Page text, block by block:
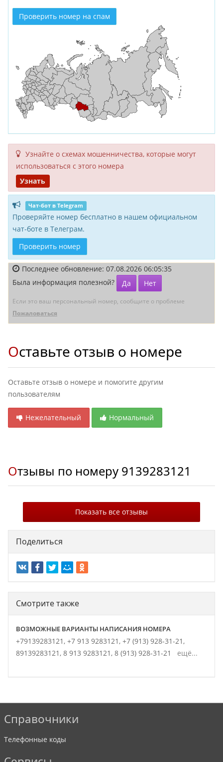
Проверить номер на спам
Узнайте о схемах мошенни­чества, кото­рые могут
исполь­зоваться с этого номера
Узнать
Чат-бот в Telegram
Проверяйте номер бесплатно в нашем официальном
чат-боте в Телеграм.
Проверить номер
Последнее обновление: 07.08.2026 06:05:35
Была информация полезной?
Да Нет
Если это ваш персональный номер, сообщите о проблеме
Пожаловаться
Оставьте отзыв о номере
Оставьте отзыв о номере и помогите другим
пользователям
Нежелательный Нормальный
Отзывы по номеру 9139283121
Показать все отзывы
Поделиться
Смотрите также
ВОЗМОЖНЫЕ ВАРИАНТЫ НАПИСАНИЯ НОМЕРА
+79139283121, +7 913 9283121, +7 (913) 928-31-21,
89139283121, 8 913 9283121, 8 (913) 928-31-21 ещё...
Справочники
Телефонные коды